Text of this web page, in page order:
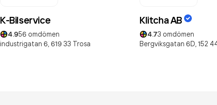
K-Bilservice
4.956 omdömen
industrigatan 6, 619 33 Trosa
Klitcha AB
4.73 omdömen
Bergviksgatan 6D, 152